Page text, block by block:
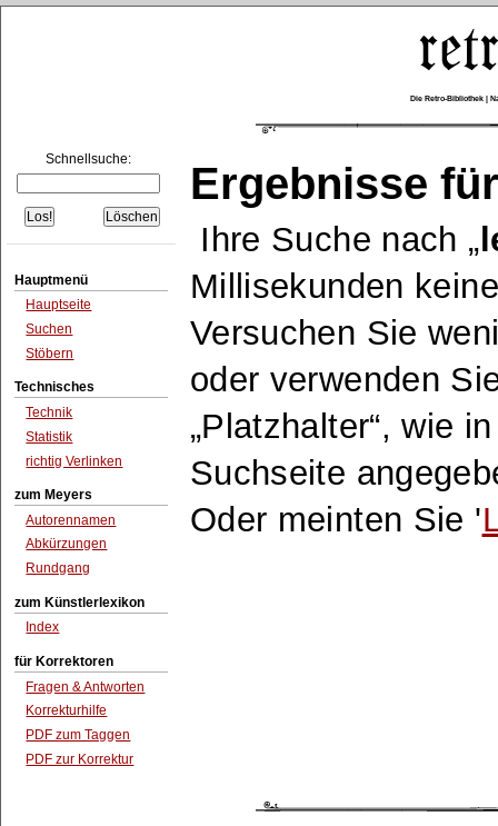
Die Retro-Bibliothek |
Schnellsuche:
Hauptmenü
Hauptseite
Suchen
Stöbern
Technisches
Technik
Statistik
richtig Verlinken
zum Meyers
Autorennamen
Abkürzungen
Rundgang
zum Künstlerlexikon
Index
für Korrektoren
Fragen & Antworten
Korrekturhilfe
PDF zum Taggen
PDF zur Korrektur
Ergebnisse
Ihre Suche nach
Millisekunden
Versuchen Sie
oder verwenden
Platzhalter , wie
Suchseite
Oder meinten Sie '